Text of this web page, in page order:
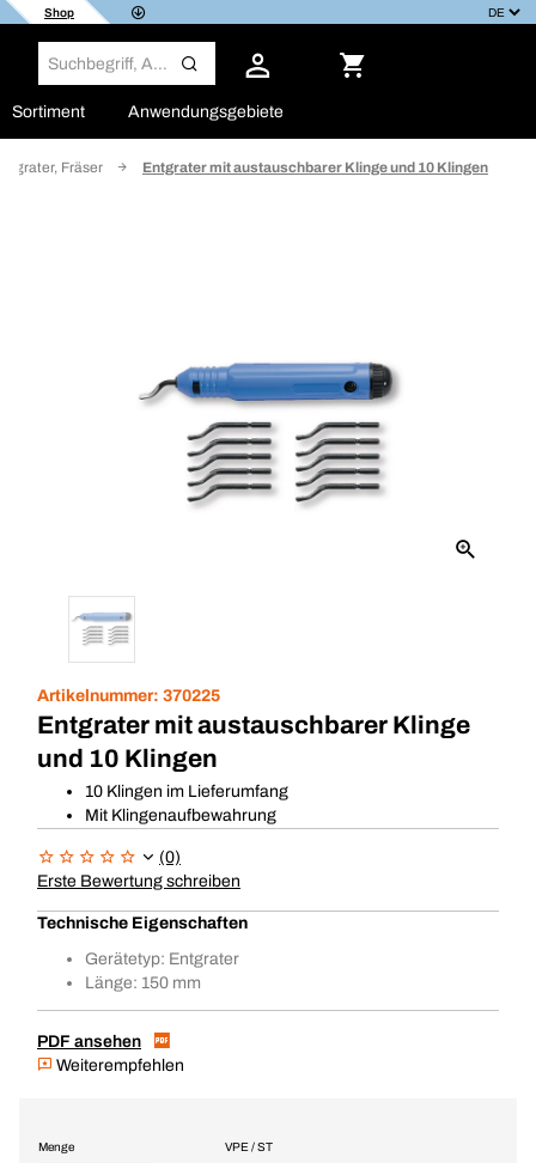
Shop
Sortiment Anwendungsgebiete
Fräser Entgrater mit austauschbarer Klinge und 10 Klingen
Artikelnummer: 370225
Entgrater mit austauschbarer Klinge
und 10 Klingen
10 Klingen im Lieferumfang
Mit Klingenaufbewahrung
(0)
Erste Bewertung schreiben
Technische Eigenschaften
Gerätetyp: Entgrater
Länge: 150 mm
PDF ansehen
Weiterempfehlen
VPE / ST
Menge